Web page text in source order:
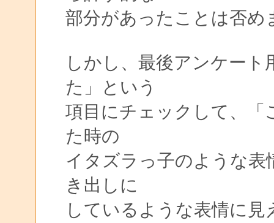
部分があったことは否め
しかし、最後アンケー
た」という
項目にチェックして、「
た時の
イタズラっ子のような表
き出しに
しているような表情に